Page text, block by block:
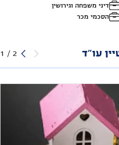
דיני משפחה וגירושין
הסכמי מכר
עו"ד 2
/
1